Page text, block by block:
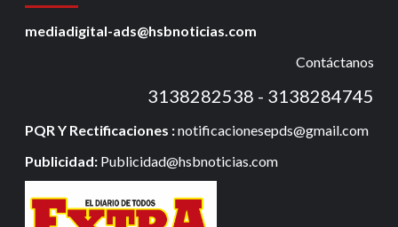
mediadigital-ads@hsbnoticias.com
Contáctanos
3138282538 - 3138284745
PQR Y Rectificaciones :notificacionesepds@gmail.com
Publicidad: Publicidad@hsbnoticias.com